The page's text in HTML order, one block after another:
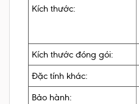
Kích thước:
Kích thước đóng gói:
Đặc tính khác:
Bảo hành: